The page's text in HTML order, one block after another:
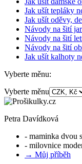
Jak ušít tepláky
Jak ušít oděvy,
Návody na šití
Návody na šití
Návody na šití
Jak ušít kalhoty
Vyberte měnu:
Vyberte měnu
Petra Davídková
- maminka dvou
- milovnice
→ Můj příběh